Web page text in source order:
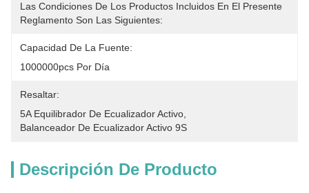
Las Condiciones De Los Productos Incluidos En El Presente
Reglamento Son Las Siguientes:
Capacidad De La Fuente:
1000000pcs Por Día
Resaltar:
5A Equilibrador De Ecualizador Activo
Balanceador De Ecualizador Activo 9S
Descripción De Producto